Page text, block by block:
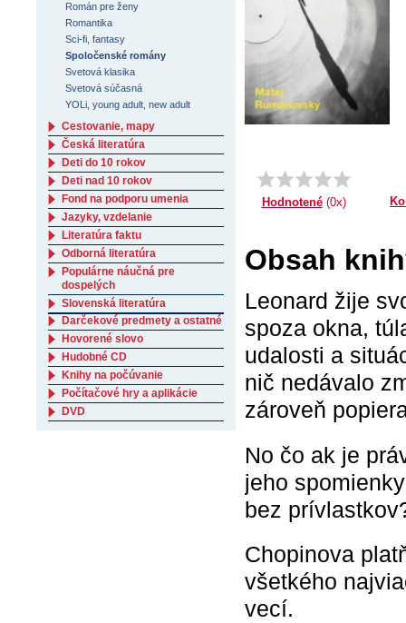
Hodnotené(0x)
Obsah
Leonard žije
spoza okna,
udalosti a
nič nedávalo
zároveň
No čo ak je
jeho
bez
Chopinova
všetkého
vecí.
Román pre ženy
Romantika
Sci-fi, fantasy
Spoločenské romány
Svetová klasika
Svetová súčasná
YOLi, young adult, new adult
Cestovanie, mapy
Česká literatúra
Deti do 10 rokov
Deti nad 10 rokov
Fond na podporu umenia
Jazyky, vzdelanie
Literatúra faktu
Odborná literatúra
Populárne náučná pre
dospelých
Slovenská literatúra
Darčekové predmety a ostatné
Hovorené slovo
Hudobné CD
Knihy na počúvanie
Počítačové hry a aplikácie
DVD